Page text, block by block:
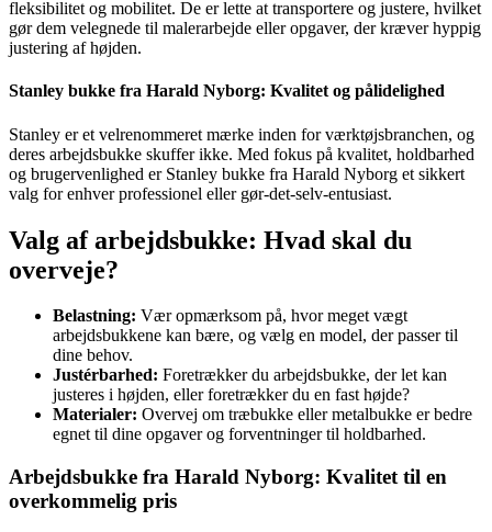
fleksibilitet og mobilitet. De er lette at transportere og justere, hvilket
gør dem velegnede til malerarbejde eller opgaver, der kræver hyppig
justering af højden.
Stanley bukke fra Harald Nyborg: Kvalitet og pålidelighed
Stanley er et velrenommeret mærke inden for værktøjsbranchen, og
deres arbejdsbukke skuffer ikke. Med fokus på kvalitet, holdbarhed
og brugervenlighed er Stanley bukke fra Harald Nyborg et sikkert
valg for enhver professionel eller gør-det-selv-entusiast.
Valg af arbejdsbukke: Hvad skal du
overveje?
Belastning: Vær opmærksom på, hvor meget vægt
arbejdsbukkene kan bære, og vælg en model, der passer til
dine behov.
Justérbarhed: Foretrækker du arbejdsbukke, der let kan
justeres i højden, eller foretrækker du en fast højde?
Materialer: Overvej om træbukke eller metalbukke er bedre
egnet til dine opgaver og forventninger til holdbarhed.
Arbejdsbukke fra Harald Nyborg: Kvalitet til en
overkommelig pris